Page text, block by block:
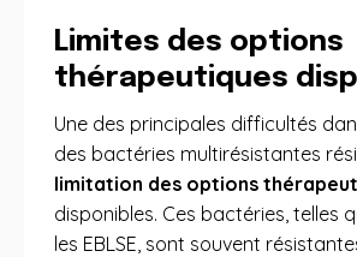
Limites des options
thérapeutiques
Une des principales difficultés
des bactéries multirésistantes
limitation des options
disponibles. Ces bactéries, telles
les EBLSE, sont souvent